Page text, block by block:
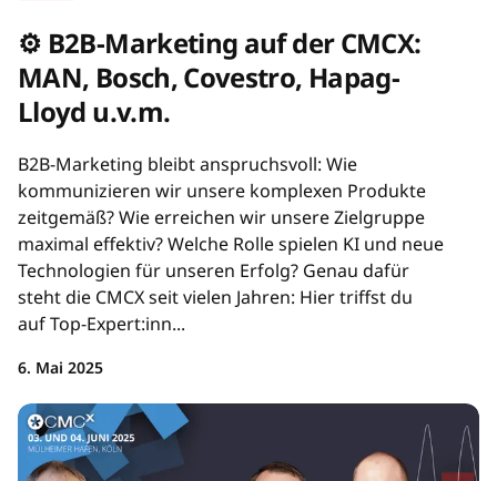
⚙️ B2B-Marketing auf der CMCX:
MAN, Bosch, Covestro, Hapag-
Lloyd u.v.m.
B2B-Marketing bleibt anspruchsvoll: Wie
kommunizieren wir unsere komplexen Produkte
zeitgemäß? Wie erreichen wir unsere Zielgruppe
maximal effektiv? Welche Rolle spielen KI und neue
Technologien für unseren Erfolg? Genau dafür
steht die CMCX seit vielen Jahren: Hier triffst du
auf Top-Expert:inn...
6. Mai 2025